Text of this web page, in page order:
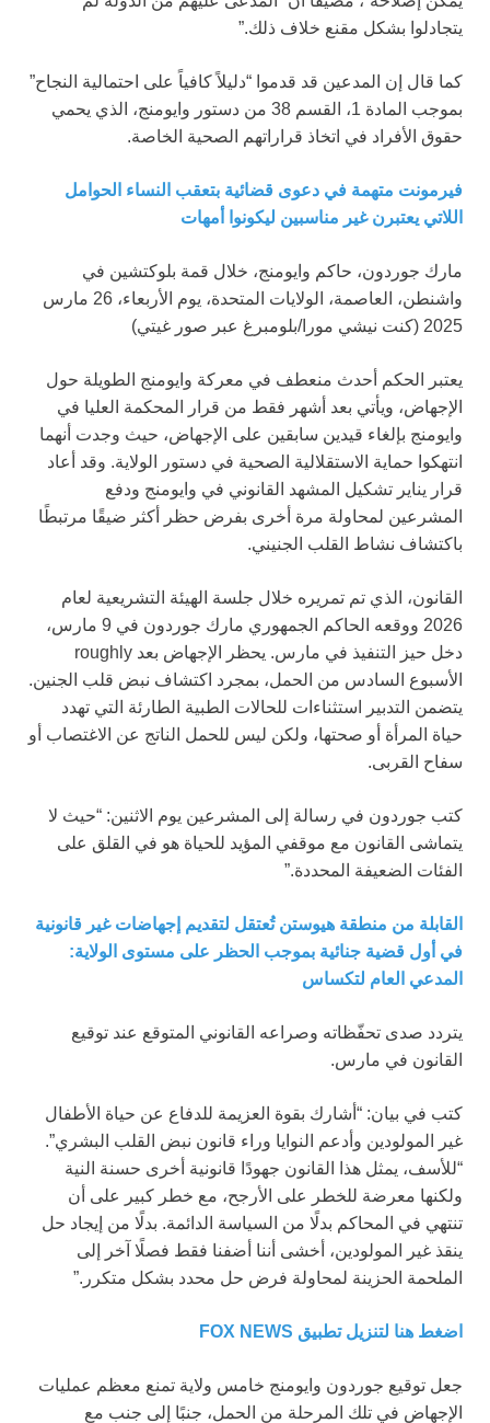
يتجادلوا بشكل مقنع خلاف ذلك.”
كما قال إن المدعين قد قدموا “دليلاً كافياً على احتمالية النجاح”
بموجب المادة 1، القسم 38 من دستور وايومنج، الذي يحمي
حقوق الأفراد في اتخاذ قراراتهم الصحية الخاصة.
فيرمونت متهمة في دعوى قضائية بتعقب النساء الحوامل
اللاتي يعتبرن غير مناسبين ليكونوا أمهات
مارك جوردون، حاكم وايومنج، خلال قمة بلوكتشين في
واشنطن، العاصمة، الولايات المتحدة، يوم الأربعاء، 26 مارس
2025 (كنت نيشي مورا/بلومبرغ عبر صور غيتي)
يعتبر الحكم أحدث منعطف في معركة وايومنج الطويلة حول
الإجهاض، ويأتي بعد أشهر فقط من قرار المحكمة العليا في
وايومنج بإلغاء قيدين سابقين على الإجهاض، حيث وجدت أنهما
انتهكوا حماية الاستقلالية الصحية في دستور الولاية. وقد أعاد
قرار يناير تشكيل المشهد القانوني في وايومنج ودفع
المشرعين لمحاولة مرة أخرى بفرض حظر أكثر ضيقًا مرتبطًا
باكتشاف نشاط القلب الجنيني.
القانون، الذي تم تمريره خلال جلسة الهيئة التشريعية لعام
2026 ووقعه الحاكم الجمهوري مارك جوردون في 9 مارس،
دخل حيز التنفيذ في مارس. يحظر الإجهاض بعد roughly
الأسبوع السادس من الحمل، بمجرد اكتشاف نبض قلب الجنين.
يتضمن التدبير استثناءات للحالات الطبية الطارئة التي تهدد
حياة المرأة أو صحتها، ولكن ليس للحمل الناتج عن الاغتصاب أو
سفاح القربى.
كتب جوردون في رسالة إلى المشرعين يوم الاثنين: “حيث لا
يتماشى القانون مع موقفي المؤيد للحياة هو في القلق على
الفئات الضعيفة المحددة.”
القابلة من منطقة هيوستن تُعتقل لتقديم إجهاضات غير قانونية
في أول قضية جنائية بموجب الحظر على مستوى الولاية:
المدعي العام لتكساس
يتردد صدى تحفّظاته وصراعه القانوني المتوقع عند توقيع
القانون في مارس.
كتب في بيان: “أشارك بقوة العزيمة للدفاع عن حياة الأطفال
غير المولودين وأدعم النوايا وراء قانون نبض القلب البشري”.
“للأسف، يمثل هذا القانون جهودًا قانونية أخرى حسنة النية
ولكنها معرضة للخطر على الأرجح، مع خطر كبير على أن
تنتهي في المحاكم بدلًا من السياسة الدائمة. بدلًا من إيجاد حل
ينقذ غير المولودين، أخشى أننا أضفنا فقط فصلًا آخر إلى
الملحمة الحزينة لمحاولة فرض حل محدد بشكل متكرر.”
اضغط هنا لتنزيل تطبيق FOX NEWS
جعل توقيع جوردون وايومنج خامس ولاية تمنع معظم عمليات
الإجهاض في تلك المرحلة من الحمل، جنبًا إلى جنب مع